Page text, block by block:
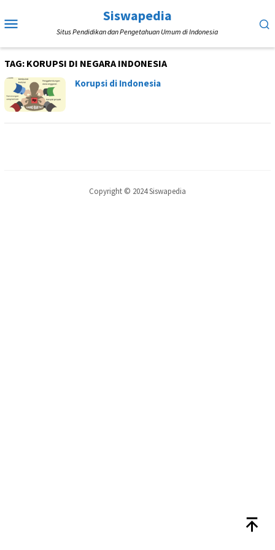
ke
Mobile
Siswapedia
Situs Pendidikan dan Pengetahuan Umum di Indonesia
TAG: KORUPSI DI NEGARA INDONESIA
Korupsi di Indonesia
Copyright © 2024 Siswapedia